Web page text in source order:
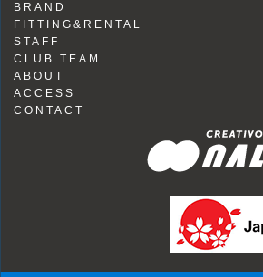
BRAND
FITTING&RENTAL
STAFF
CLUB TEAM
ABOUT
ACCESS
CONTACT